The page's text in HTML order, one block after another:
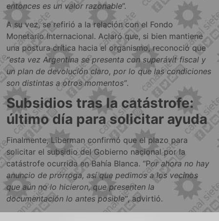
entonces es un valor razonable”.
A su vez, se refirió a la relación con el Fondo
Monetario Internacional. Aclaró que, si bien mantiene
una postura crítica hacia el organismo, reconoció que
“esta vez Argentina se presenta con superávit fiscal y
un plan de devolución claro, por lo que las condiciones
son distintas a otros momentos”.
Subsidios tras la catástrofe:
último día para solicitar ayuda
Finalmente, Liberman confirmó que el plazo para
solicitar el subsidio del Gobierno nacional por la
catástrofe ocurrida en Bahía Blanca. “Por ahora no hay
anuncio de prórroga, así que pedimos a los vecinos
que aún no lo hicieron, que presenten la
documentación lo antes posible”, advirtió.